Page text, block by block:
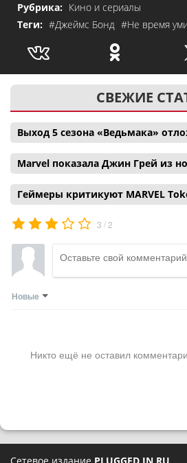
Рубрика: Кино и сериалы
Теги: #Джеймс Бонд #Не время
СВЕЖИЕ
Выход 5 сезона «Ведьмака»
Marvel показала Джин Грей из
Геймеры критикуют MARVEL
3 /2
Новые
Никто ещё не оставил